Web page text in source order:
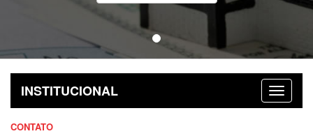
INSTITUCIONAL
CONTATO